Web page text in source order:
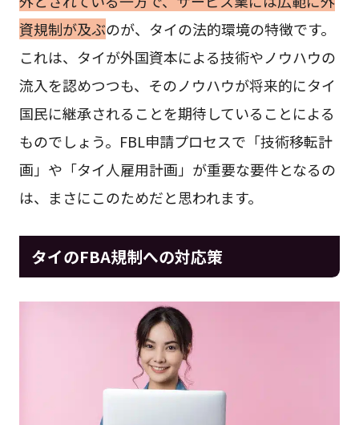
資規制が及ぶのが、タイの法的環境の特徴です。
これは、タイが外国資本による技術やノウハウの
流入を認めつつも、そのノウハウが将来的にタイ
国民に継承されることを期待していることによる
ものでしょう。FBL申請プロセスで「技術移転計
画」や「タイ人雇用計画」が重要な要件となるの
は、まさにこのためだと思われます。
タイのFBA規制への対応策